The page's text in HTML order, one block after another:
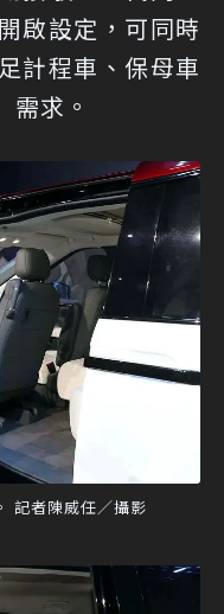
啟設定，可同時
計程車、保母車
需求。
記者陳威任／攝影